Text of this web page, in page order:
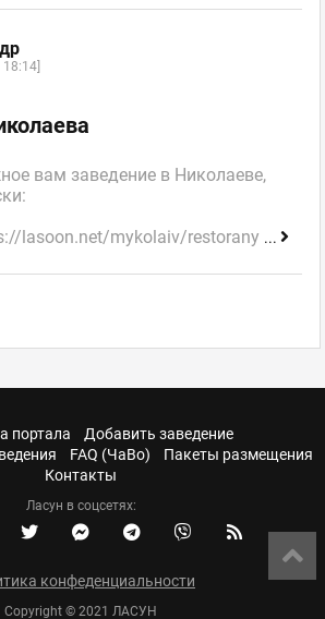
вам заведение в Николаеве,
lasoon.net/mykolaiv/restorany ...
портала
Добавить заведение
FAQ (ЧаВо)
Пакеты размещения
Контакты
Ласун в соцсетях:
конфеденциальности
Copyright © 2021 ЛАСУН